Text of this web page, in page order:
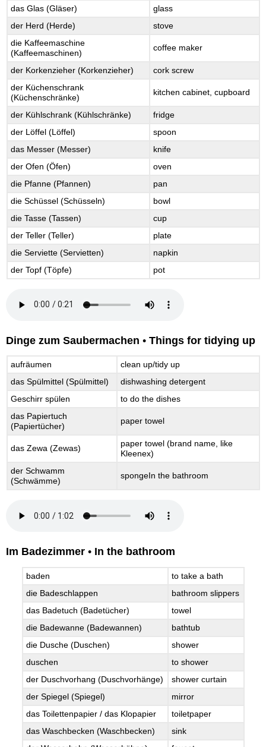
das Glas (Gläser)
glass
der Herd (Herde)
stove
die Kaffeemaschine
(Kaffeemaschinen)
coffee maker
der Korkenzieher (Korkenzieher)
cork screw
der Küchenschrank
(Küchenschränke)
kitchen cabinet, cupboard
der Kühlschrank (Kühlschränke)
fridge
der Löffel (Löffel)
spoon
das Messer (Messer)
knife
der Ofen (Öfen)
oven
die Pfanne (Pfannen)
pan
die Schüssel (Schüsseln)
bowl
die Tasse (Tassen)
cup
der Teller (Teller)
plate
die Serviette (Servietten)
napkin
der Topf (Töpfe)
pot
Dinge zum Saubermachen •Things for tidying up
aufräumen
clean up/tidy up
das Spülmittel (Spülmittel)
dishwashing detergent
Geschirr spülen
to do the dishes
das Papiertuch
(Papiertücher)
paper towel
das Zewa (Zewas)
paper towel (brand name, like
Kleenex)
der Schwamm
(Schwämme)
spongeIn the bathroom
Im Badezimmer • In the bathroom
baden
to take a bath
die Badeschlappen
bathroom slippers
das Badetuch (Badetücher)
towel
die Badewanne (Badewannen)
bathtub
die Dusche (Duschen)
shower
duschen
to shower
der Duschvorhang (Duschvorhänge)
shower curtain
der Spiegel (Spiegel)
mirror
das Toilettenpapier / das Klopapier
toiletpaper
das Waschbecken (Waschbecken)
sink